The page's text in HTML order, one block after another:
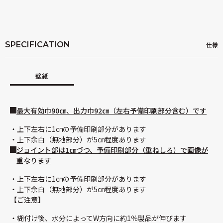
SPECIFICATION 仕様
壁紙
最大有効巾90㎝、出力巾92㎝（左右予備印刷部分含む）です
上下左右に1㎝の予備印刷部分があります
上下余白（無地部分）が5㎝程度あります
ジョイント部は1㎝づつ、予備印刷部分（重ねしろ）で画像が
重なります
上下左右に1㎝の予備印刷部分があります
上下余白（無地部分）が5㎝程度あります
【ご注意】
糊付け後、水分によってW方向に約1％製品が伸びます